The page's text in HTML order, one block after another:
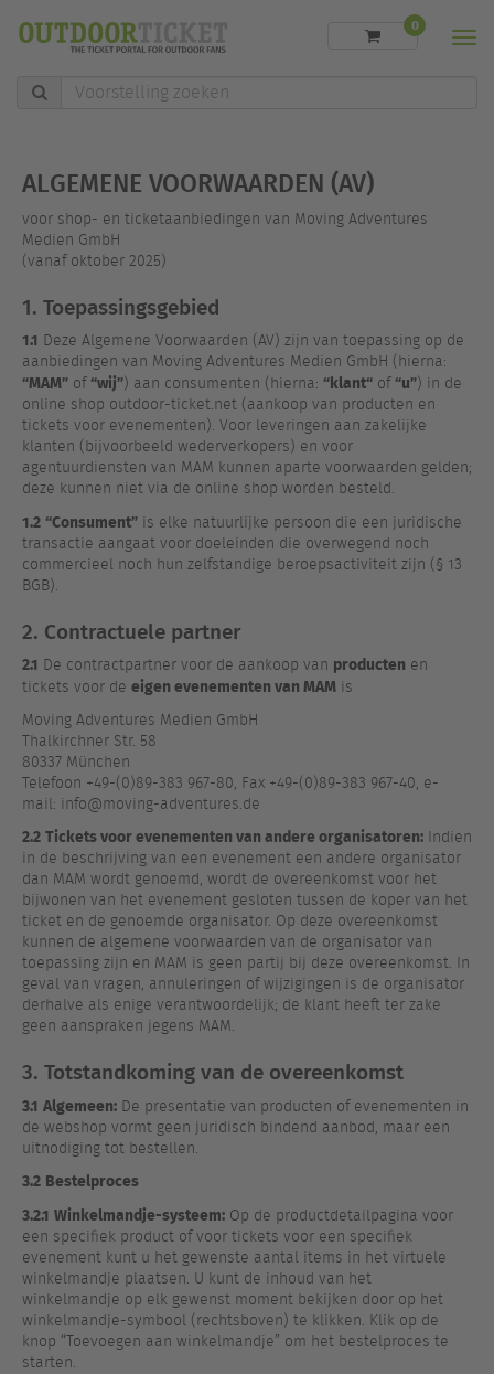
Voorstelling
zoeken
0
ALGEMENE VOORWAARDEN (AV)
voor shop- en ticketaanbiedingen van Moving Adventures
Medien GmbH
(vanaf oktober 2025)
1. Toepassingsgebied
1.1 Deze Algemene Voorwaarden (AV) zijn van toepassing op de
aanbiedingen van Moving Adventures Medien GmbH (hierna:
“MAM” of“wij”) aan consumenten (hierna: “klant“ of“u”) in de
online shop outdoor-ticket.net (aankoop van producten en
tickets voor evenementen). Voor leveringen aan zakelijke
klanten (bijvoorbeeld wederverkopers) en voor
agentuurdiensten van MAM kunnen aparte voorwaarden gelden;
deze kunnen niet via de online shop worden besteld.
1.2“Consument” is elke natuurlijke persoon die een juridische
transactie aangaat voor doeleinden die overwegend noch
commercieel noch hun zelfstandige beroepsactiviteit zijn (§ 13
BGB).
2. Contractuele partner
2.1 De contractpartner voor de aankoop van producten en
tickets voor de eigen evenementen van MAM is
Moving Adventures Medien GmbH
Thalkirchner Str. 58
80337 München
Telefoon +49-(0)89-383 967-80, Fax +49-(0)89-383 967-40, e-
mail: info@moving-adventures.de
2.2Tickets voor evenementen van andere organisatoren: Indien
in de beschrijving van een evenement een andere organisator
dan MAM wordt genoemd, wordt de overeenkomst voor het
bijwonen van het evenement gesloten tussen de koper van het
ticket en de genoemde organisator. Op deze overeenkomst
kunnen de algemene voorwaarden van de organisator van
toepassing zijn en MAM is geen partij bij deze overeenkomst. In
geval van vragen, annuleringen of wijzigingen is de organisator
derhalve als enige verantwoordelijk; de klant heeft ter zake
geen aanspraken jegens MAM.
3. Totstandkoming van de overeenkomst
3.1 Algemeen: De presentatie van producten of evenementen in
de webshop vormt geen juridisch bindend aanbod, maar een
uitnodiging tot bestellen.
3.2 Bestelproces
3.2.1 Winkelmandje-systeem: Op de productdetailpagina voor
een specifiek product of voor tickets voor een specifiek
evenement kunt u het gewenste aantal items in het virtuele
winkelmandje plaatsen. U kunt de inhoud van het
winkelmandje op elk gewenst moment bekijken door op het
winkelmandje-symbool (rechtsboven) te klikken. Klik op de
knop “Toevoegen aan winkelmandje” om het bestelproces te
starten.